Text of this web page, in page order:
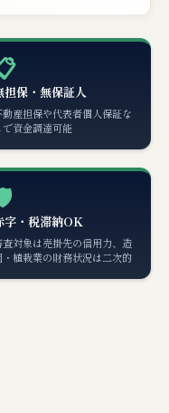
担保・無保証人
動産担保や代表者個人保証な
で資金調達可能
字・税滞納OK
査対象は売掛先の信用力、造
・植栽業の財務状況は二次的